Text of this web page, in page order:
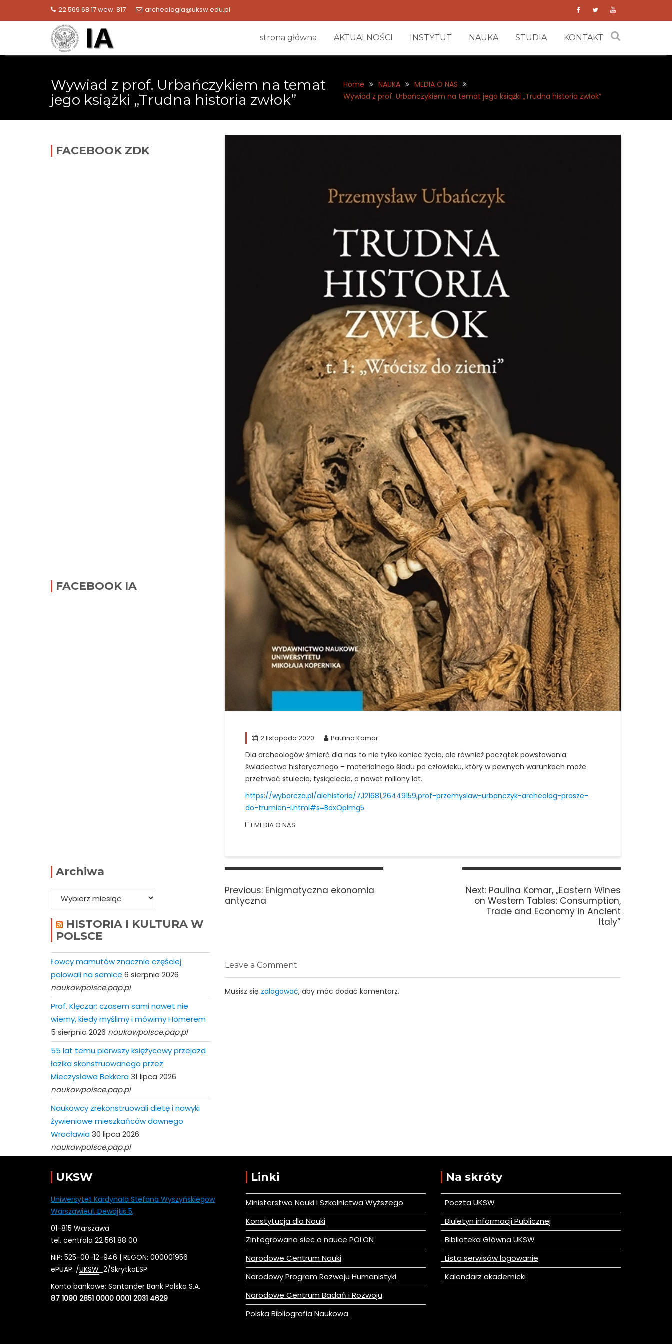
22 569 68 17 wew. 817 archeologia@uksw.edu.pl
strona główna AKTUALNOŚCI INSTYTUT NAUKA STUDIA KONTAKT
Wywiad z prof. Urbańczykiem na temat
jego książki „Trudna historia zwłok”
Home NAUKA
MEDIA O NAS
Wywiad z prof. Urbańczykiem na temat jego książki „Trudna historia zwłok”
2 listopada 2020 Paulina Komar
Dla archeologów śmierć dla nas to nie tylko koniec życia, ale również początek powstawania
świadectwa historycznego – materialnego śladu po człowieku, który w pewnych warunkach może
przetrwać stulecia, tysiąclecia, a nawet miliony lat.
https://wyborcza.pl/alehistoria/7,121681,26449159,prof-przemyslaw-urbanczyk-archeolog-prosze-
do-trumien-i.html#s=BoxOpImg5
MEDIA O NAS
Nawigacja
Previous: Previous
post:
Enigmatyczna ekonomia
antyczna
Next: Next
post:
Paulina Komar, „Eastern Wines
on Western Tables: Consumption,
Trade and Economy in Ancient
Italy”
Leave a Comment
Musisz się zalogować, aby móc dodać komentarz.
FACEBOOK ZDK
FACEBOOK IA
Archiwa
Archiwa
HISTORIA I KULTURA W
POLSCE
Łowcy mamutów znacznie częściej
polowali na samice 6 sierpnia 2026
naukawpolsce.pap.pl
Prof. Klęczar: czasem sami nawet nie
wiemy, kiedy myślimy i mówimy Homerem
5 sierpnia 2026 naukawpolsce.pap.pl
55 lat temu pierwszy księżycowy przejazd
łazika skonstruowanego przez
Mieczysława Bekkera31 lipca 2026
naukawpolsce.pap.pl
Naukowcy zrekonstruowali dietę i nawyki
żywieniowe mieszkańców dawnego
Wrocławia30 lipca 2026
naukawpolsce.pap.pl
UKSW
Uniwersytet Kardynała Stefana Wyszyńskiegow
Warszawieul. Dewajtis 5,
01-815 Warszawa
tel. centrala 22 561 88 00
NIP: 525-00-12-946 | REGON: 000001956
ePUAP: /UKSW _2/SkrytkaESP
Konto bankowe: Santander Bank Polska S.A.
87 1090 2851 0000 0001 2031 4629
Linki
Ministerstwo Nauki i Szkolnictwa Wyższego
Konstytucja dla Nauki
Zintegrowana siec o nauce POLON
Narodowe Centrum Nauki
Narodowy Program Rozwoju Humanistyki
Narodowe Centrum Badań i Rozwoju
Polska Bibliografia Naukowa
Na skróty
Poczta UKSW
Biuletyn informacji Publicznej
Biblioteka Główna UKSW
Lista serwisów logowanie
Kalendarz akademicki